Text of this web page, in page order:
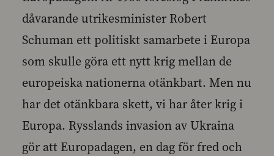
dåvarande utrikesminister Robert
Schuman ett politiskt samarbete i Europa
som skulle göra ett nytt krig mellan de
europeiska nationerna otänkbart. Men nu
har det otänkbara skett, vi har åter krig i
Europa. Rysslands invasion av Ukraina
gör att Europadagen, en dag för fred och